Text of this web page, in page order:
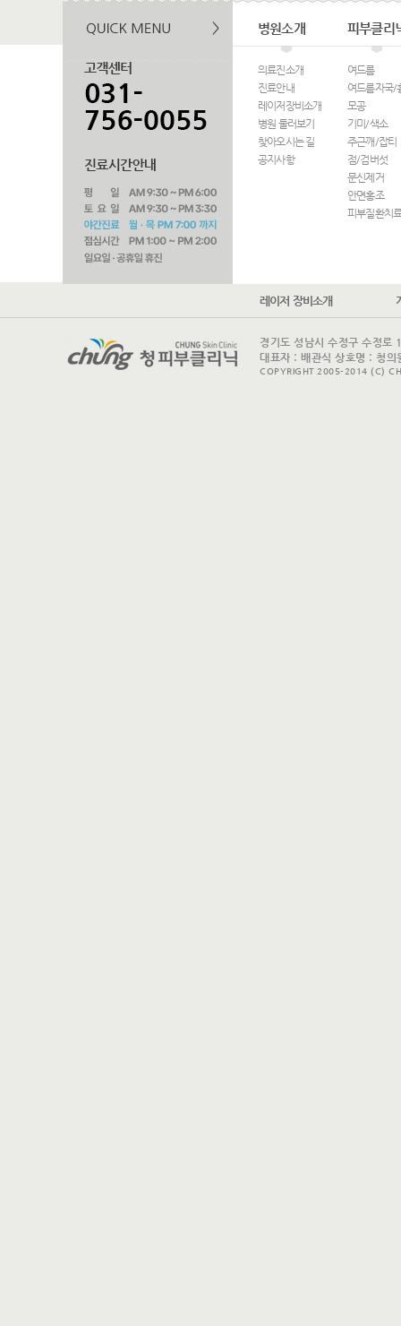
병원소개
의료진소개
진료안내
레이저장비소개
병원 둘러보기
찾아오시는 길
공지사항
피부클리
여드름
여드름자국/
모공
기미/색소
주근깨/잡티
점/검버섯
문신제거
안면홍조
피부질환치
레이저 장비소개
경기도 성남시 수정구 수정
대표자 : 배관식 상호명 : 청
COPYRIGHT 2005-2014 (C)